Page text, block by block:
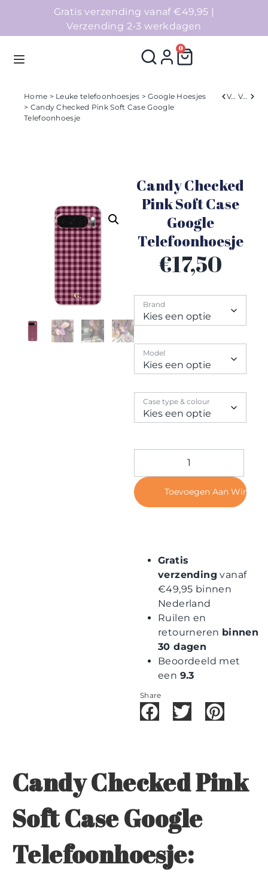
Gratis verzending vanaf €49,95 |
Verzending 2-3 werkdagen
0
Homepage
Collecties
Contact
Home > Leuke telefoonhoesjes >Google Hoesjes
> Candy Checked Pink Soft Case Google
Telefoonhoesje
Verleden Volgend
Candy Checked
Pink Soft Case
Google
Telefoonhoesje
€17,50
Brand
Model
Case type & colour
Toevoegen Aan
Gratis
verzending vanaf
€49,95 binnen
Nederland
Ruilen en
retourneren binnen
30 dagen
Beoordeeld met
een 9.3
Share
Candy Checked Pink
Soft Case Google
Telefoonhoesje: